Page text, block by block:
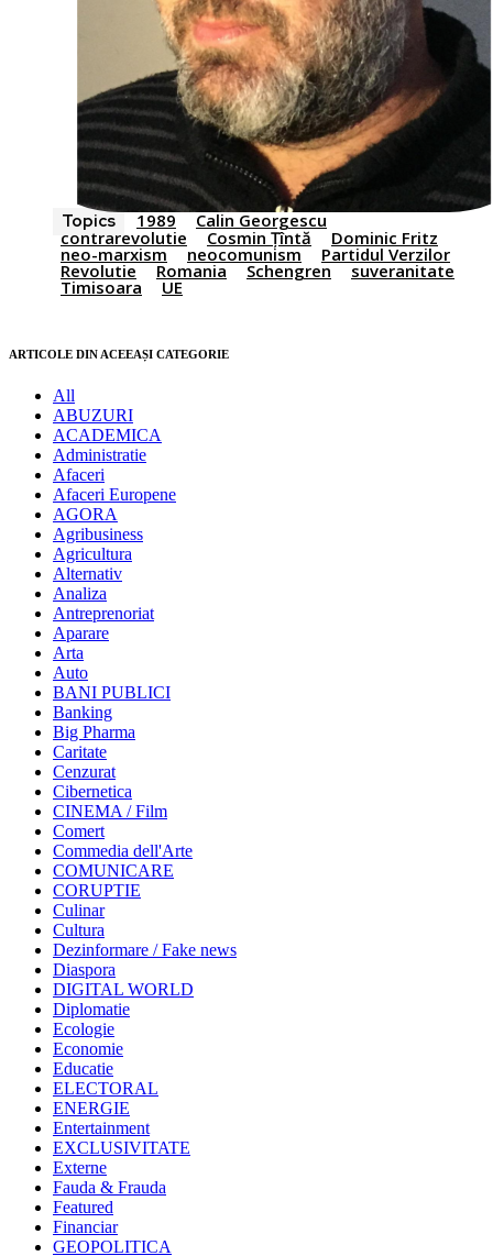
Topics 1989
Calin Georgescu
contrarevolutie
Cosmin Țîntă Dominic Fritz
neo-marxism neocomunism Partidul Verzilor
Revolutie Romania Schengren suveranitate
Timisoara UE
ARTICOLE DIN ACEEAȘI CATEGORIE
All
ABUZURI
ACADEMICA
Administratie
Afaceri
Afaceri Europene
AGORA
Agribusiness
Agricultura
Alternativ
Analiza
Antreprenoriat
Aparare
Arta
Auto
BANI PUBLICI
Banking
Big Pharma
Caritate
Cenzurat
Cibernetica
CINEMA / Film
Comert
Commedia dell'Arte
COMUNICARE
CORUPTIE
Culinar
Cultura
Dezinformare / Fake news
Diaspora
DIGITAL WORLD
Diplomatie
Ecologie
Economie
Educatie
ELECTORAL
ENERGIE
Entertainment
EXCLUSIVITATE
Externe
Fauda & Frauda
Featured
Financiar
GEOPOLITICA